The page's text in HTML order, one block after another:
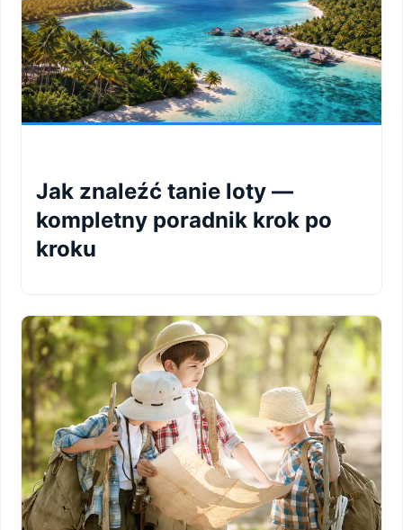
Jak znaleźć tanie loty —
kompletny poradnik krok po
kroku